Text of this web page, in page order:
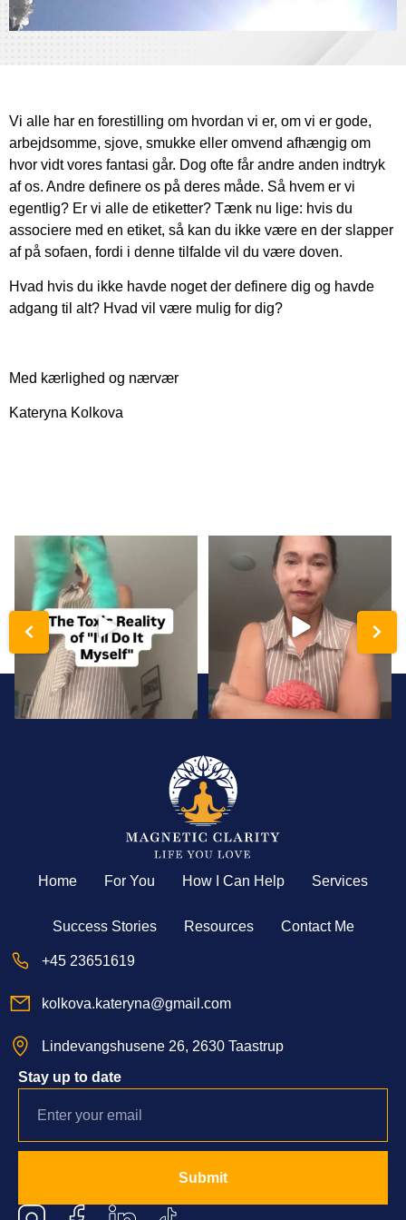
Vi alle har en forestilling om hvordan vi er, om vi er gode,
arbejdsomme, sjove, smukke eller omvend afhængig om
hvor vidt vores fantasi går. Dog ofte får andre anden indtryk
af os. Andre definere os på deres måde. Så hvem er vi
egentlig? Er vi alle de etiketter? Tænk nu lige: hvis du
associere med en etiket, så kan du ikke være en der slapper
af på sofaen, fordi i denne tilfalde vil du være doven.
Hvad hvis du ikke havde noget der definere dig og havde
adgang til alt? Hvad vil være mulig for dig?
Med kærlighed og nærvær
Kateryna Kolkova
katerynakolkova
Hyper-independence is a trauma
response disguised
katerynakolkova
Analysis paralysis isn’t a lack of
intelligence;...
Home For You How I Can Help Services
Success Stories Resources Contact Me
+45 23651619
kolkova.kateryna@gmail.com
Lindevangshusene 26, 2630 Taastrup
Stay up to date
Submit